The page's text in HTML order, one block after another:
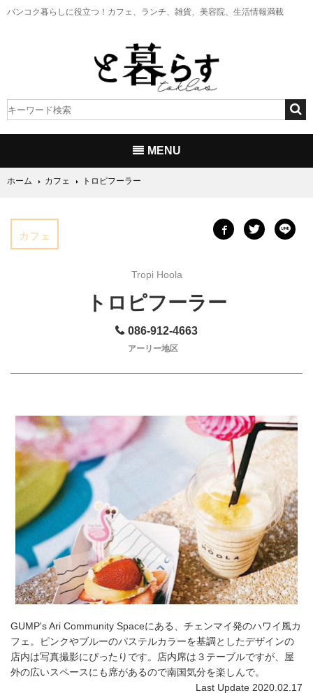
バンコク暮らしに役立つ！ カフェ、ランチ、雑貨、美容院、生活情報満載
MENU
ホーム カフェ トロピフーラー
カフェ
Tropi Hoola
トロピフーラー
086-912-4663
アーリー地区
GUMP's Ari Community Spaceにある、チェンマイ発のハワイ風カ
フェ。ピンクやブルーのパステルカラーを基調としたデザインの
店内は写真撮影にぴったりです。店内席は３テーブルですが、屋
外の広いスペースにも席があるので南国気分を楽しんで。
Last Update 2020.02.17